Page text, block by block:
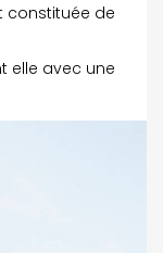
constituée de
elle avec une